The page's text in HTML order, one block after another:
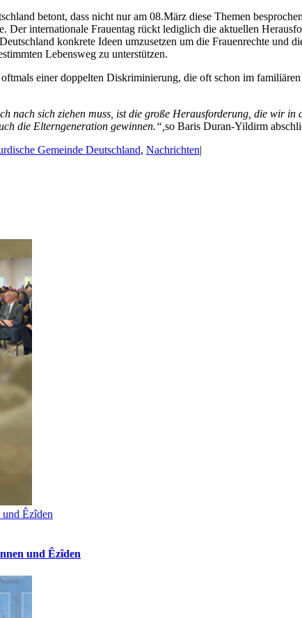
betont, dass nicht nur am 08.März diese Themen
Der internationale Frauentag rückt lediglich die aktuellen
konkrete Ideen umzusetzen um die Frauenrechte und
Lebensweg zu unterstützen.
einer doppelten Diskriminierung, die oft schon im
nach sich ziehen muss, ist die große Herausforderung, die wir
die Elterngeneration gewinnen.“,so Baris Duran-Yildirm
Gemeinde Deutschland, Nachrichten|
und Êzîden
und Êzîden